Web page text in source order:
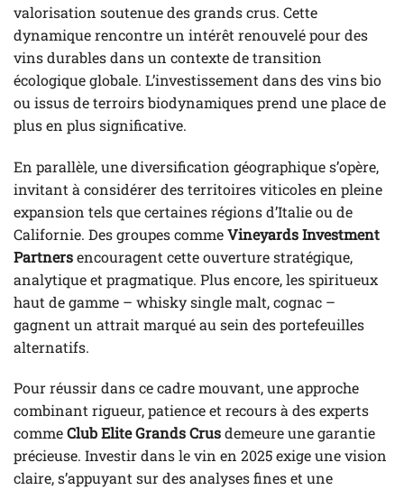
valorisation soutenue des grands crus. Cette
dynamique rencontre un intérêt renouvelé pour des
vins durables dans un contexte de transition
écologique globale. L’investissement dans des vins bio
ou issus de terroirs biodynamiques prend une place de
plus en plus significative.
En parallèle, une diversification géographique s’opère,
invitant à considérer des territoires viticoles en pleine
expansion tels que certaines régions d’Italie ou de
Californie. Des groupes commeVineyards Investment
Partnersencouragent cette ouverture stratégique,
analytique et pragmatique. Plus encore, les spiritueux
haut de gamme – whisky single malt, cognac –
gagnent un attrait marqué au sein des portefeuilles
alternatifs.
Pour réussir dans ce cadre mouvant, une approche
combinant rigueur, patience et recours à des experts
commeClub Elite Grands Crusdemeure une garantie
précieuse. Investir dans le vin en 2025 exige une vision
claire, s’appuyant sur des analyses fines et une